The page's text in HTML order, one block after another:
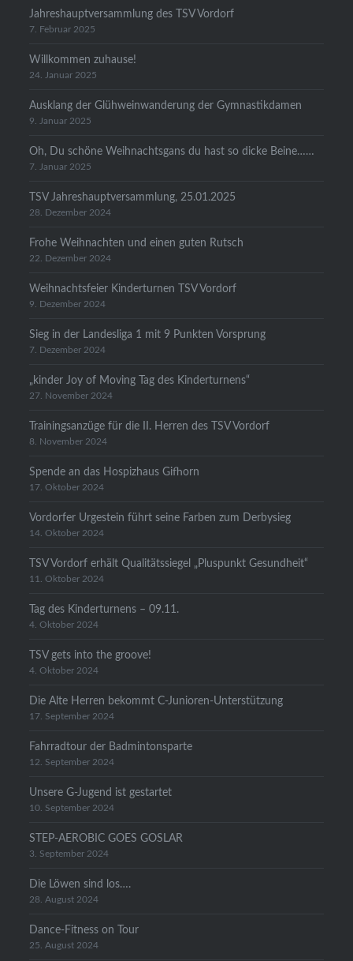
Jahreshauptversammlung des TSV Vordorf
7. Februar 2025
Willkommen zuhause!
24. Januar 2025
Ausklang der Glühweinwanderung der Gymnastikdamen
9. Januar 2025
Oh, Du schöne Weihnachtsgans du hast so dicke Beine……
7. Januar 2025
TSV Jahreshauptversammlung, 25.01.2025
28. Dezember 2024
Frohe Weihnachten und einen guten Rutsch
22. Dezember 2024
Weihnachtsfeier Kinderturnen TSV Vordorf
9. Dezember 2024
Sieg in der Landesliga 1 mit 9 Punkten Vorsprung
7. Dezember 2024
„kinder Joy of Moving Tag des Kinderturnens“
27. November 2024
Trainingsanzüge für die II. Herren des TSV Vordorf
8. November 2024
Spende an das Hospizhaus Gifhorn
17. Oktober 2024
Vordorfer Urgestein führt seine Farben zum Derbysieg
14. Oktober 2024
TSV Vordorf erhält Qualitätssiegel „Pluspunkt Gesundheit“
11. Oktober 2024
Tag des Kinderturnens – 09.11.
4. Oktober 2024
TSV gets into the groove!
4. Oktober 2024
Die Alte Herren bekommt C-Junioren-Unterstützung
17. September 2024
Fahrradtour der Badmintonsparte
12. September 2024
Unsere G-Jugend ist gestartet
10. September 2024
STEP-AEROBIC GOES GOSLAR
3. September 2024
Die Löwen sind los….
28. August 2024
Dance-Fitness on Tour
25. August 2024